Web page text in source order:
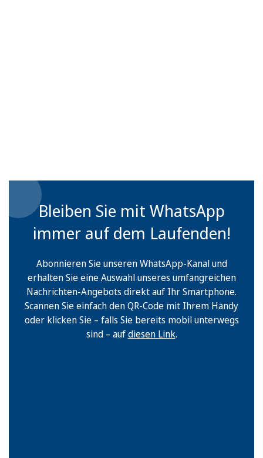
Bleiben Sie mit WhatsApp
immer auf dem Laufenden!
Abonnieren Sie unseren WhatsApp-Kanal und
erhalten Sie eine Auswahl unseres umfangreichen
Nachrichten-Angebots direkt auf Ihr Smartphone.
Scannen Sie einfach den QR-Code mit Ihrem Handy
oder klicken Sie – falls Sie bereits mobil unterwegs
sind – aufdiesen Link.